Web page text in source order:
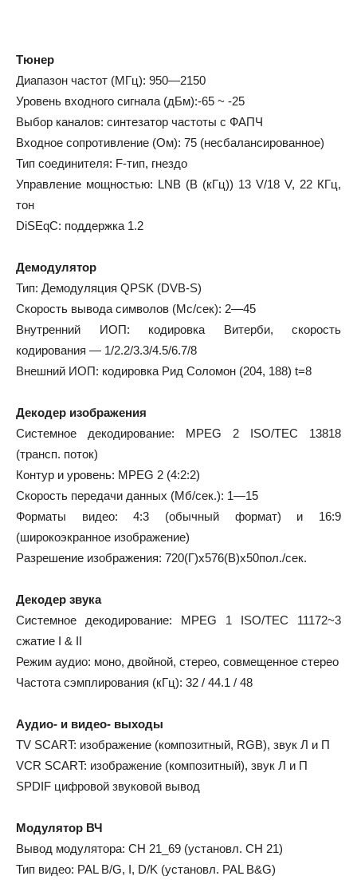
Тюнер
Диапазон частот (МГц): 950—2150
Уровень входного сигнала (дБм):-65 ~ -25
Выбор каналов: синтезатор частоты с ФАПЧ
Входное сопротивление (Ом): 75 (несбалансированное)
Тип соединителя: F-тип, гнездо
Управление мощностью: LNB (В (кГц)) 13 V/18 V, 22 КГц,
тон
DiSEqC: поддержка 1.2
Демодулятор
Тип: Демодуляция QPSK (DVB-S)
Скорость вывода символов (Мс/сек): 2—45
Внутренний ИОП: кодировка Витерби, скорость
кодирования — 1/2.2/3.3/4.5/6.7/8
Внешний ИОП: кодировка Рид Соломон (204, 188) t=8
Декодер изображения
Системное декодирование: MPEG 2 ISO/TEC 13818
(трансп. поток)
Контур и уровень: MPEG 2 (4:2:2)
Скорость передачи данных (Мб/сек.): 1—15
Форматы видео: 4:3 (обычный формат) и 16:9
(широкоэкранное изображение)
Разрешение изображения: 720(Г)x576(В)x50пол./сек.
Декодер звука
Системное декодирование: MPEG 1 ISO/TEC 11172~3
сжатие I & II
Режим аудио: моно, двойной, стерео, совмещенное стерео
Частота сэмплирования (кГц): 32 / 44.1 / 48
Аудио- и видео- выходы
TV SCART: изображение (композитный, RGB), звук Л и П
VCR SCART: изображение (композитный), звук Л и П
SPDIF цифровой звуковой вывод
Модулятор ВЧ
Вывод модулятора: CH 21_69 (установл. CH 21)
Тип видео: PAL B/G, I, D/K (установл. PAL B&G)